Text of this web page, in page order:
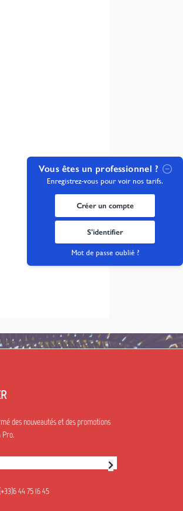
Vous êtes un professionnel ?
Enregistrez-vous pour voir nos tarifs.
Créer un compte
S'identifier
Mot de passe oublié ?
des nouveautés et des promotions
Pro.
(+33)6 44 75 16 45